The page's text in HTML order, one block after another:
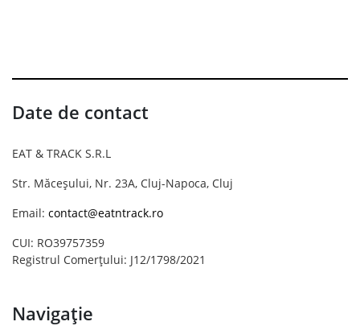
Date de contact
EAT & TRACK S.R.L
Str. Măceșului, Nr. 23A, Cluj-Napoca, Cluj
Email: contact@eatntrack.ro
CUI: RO39757359
Registrul Comerțului: J12/1798/2021
Navigație